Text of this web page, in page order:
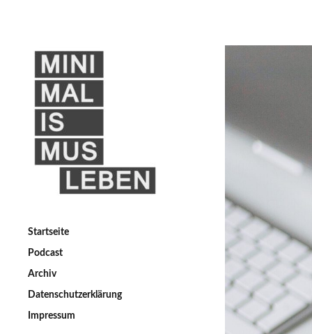
Startseite
Podcast
Archiv
Datenschutzerklärung
Impressum